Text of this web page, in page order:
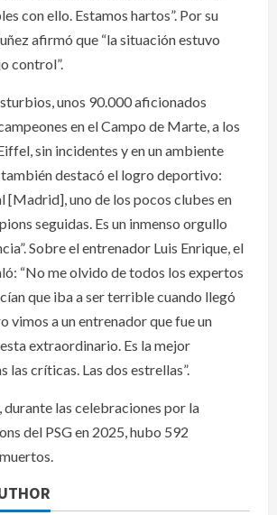
con ello. Estamos hartos”. Por su
afirmó que “la situación estuvo
control”.
unos 90.000 aficionados
en el Campo de Marte, a los
sin incidentes y en un ambiente
destacó el logro deportivo:
[Madrid], uno de los pocos clubes en
seguidas. Es un inmenso orgullo
Sobre el entrenador Luis Enrique, el
“No me olvido de todos los expertos
que iba a ser terrible cuando llegó
vimos a un entrenador que fue un
extraordinario. Es la mejor
las críticas. Las dos estrellas”.
durante las celebraciones por la
del PSG en 2025, hubo 592